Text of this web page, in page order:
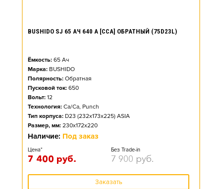
BUSHIDO SJ 65 АЧ 640 А [CCA] ОБРАТНЫЙ (75D23L)
Ёмкость: 65 Ач
Марка: BUSHIDO
Полярность: Обратная
Пусковой ток: 650
Вольт: 12
Технология: Ca/Ca, Punch
Тип корпуса: D23 (232x173x225) ASIA
Размер, мм: 230x172x220
Наличие: Под заказ
Цена*
7 400 руб.
Без Trade-in
7 900 руб.
Заказать